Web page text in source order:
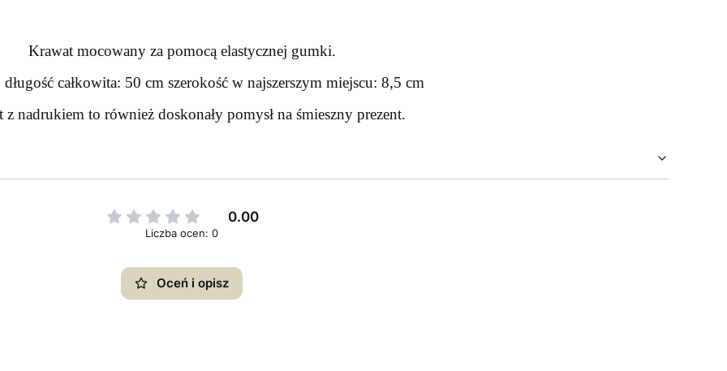
Krawat mocowany za pomocą elastycznej gumki.
całkowita: 50 cm szerokość w najszerszym miejscu: 8,5 cm
z nadrukiem to również doskonały pomysł na śmieszny prezent.
0.00
Liczba ocen: 0
Oceń i opisz